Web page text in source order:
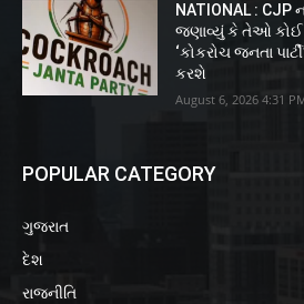
NATIONAL : CJP
જણાવ્યું કે તેઓ કોઈ
‘કોકરોચ જનતા
કરશે
August 6, 2026 4:31
POPULAR CATEGORY
ગુજરાત
દેશ
રાજનીતિ